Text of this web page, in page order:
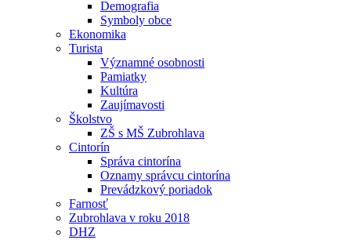
Demografia
Symboly obce
Ekonomika
Turista
Významné osobnosti
Pamiatky
Kultúra
Zaujímavosti
Školstvo
ZŠ s MŠ Zubrohlava
Cintorín
Správa cintorína
Oznamy správcu cintorína
Prevádzkový poriadok
Farnosť
Zubrohlava v roku 2018
DHZ